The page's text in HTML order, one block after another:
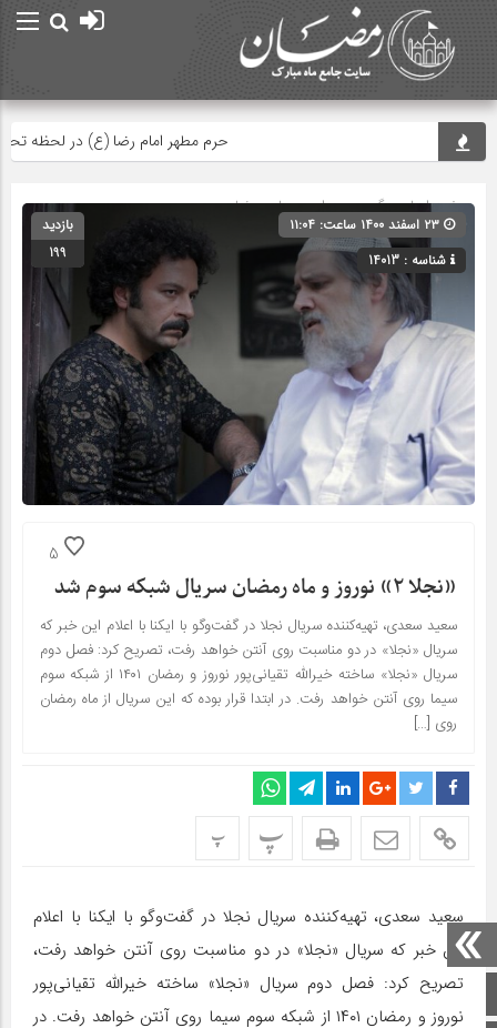
صفحه اصلی
حرم مطهر امام رضا (ع) در لحظه تحویل
صفحه اصلی» گروه »صدا و سیما و رمضان
شناسه : 14013
بازدید
199
5
«نجلا ۲» نوروز و ماه رمضان سریال شبکه سوم شد
سعید سعدی، تهیه‌کننده سریال نجلا در گفت‌و‌گو با ایکنا با اعلام این خبر که
سریال «نجلا» در دو مناسبت روی آنتن خواهد رفت، تصریح کرد: فصل دوم
سریال «نجلا» ساخته خیرالله تقیانی‌پور نوروز و رمضان ۱۴۰۱ از شبکه سوم
سیما روی آنتن خواهد رفت. در ابتدا قرار بوده که این سریال از ماه رمضان
روی […]
پ پ
سعید سعدی، تهیه‌کننده سریال نجلا در گفت‌و‌گو با ایکنا با اعلام
این خبر که سریال «نجلا» در دو مناسبت روی آنتن خواهد رفت،
تصریح کرد: فصل دوم سریال «نجلا» ساخته خیرالله تقیانی‌پور
نوروز و رمضان ۱۴۰۱ از شبکه سوم سیما روی آنتن خواهد رفت. در